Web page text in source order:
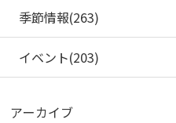
季節情報(263)
イベント(203)
アーカイブ